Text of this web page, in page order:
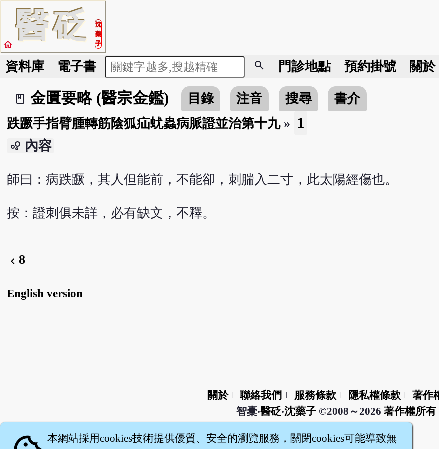
醫砭
沈
藥
子
home
資料庫 電子書 search 門診地點 預約掛號 關於
book_2
金匱要略 (醫宗金鑑) 目錄 注音 搜尋
書介
跌蹶手指臂腫轉筋陰狐疝蚘蟲病脈證並治第十九» 1
bubble_chart 內容
師曰：病跌蹶，其人但能前，不能卻，刺腨入二寸，此太陽經傷也。
按：證刺俱未詳，必有缺文，不釋。
chevron_left 8
English version
關於 聯絡我們 服務條款 隱私權條款
著作
智橐‧醫砭‧沈藥子©2008～2026 著作權所有
本網站採用cookies技術提供優質、安全的瀏覽服務，關閉cookies可能導致無